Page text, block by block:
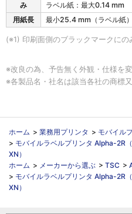
用
仕
様
み
ラベル紙：最大0.14 mm
用紙長
最小25.4 mm（ラベル紙）
(※1) 印刷面側のブラックマークにの
※改良の為、予告無く外観・仕様を
※各製品名・社名は該当各社の商標
ホーム > 業務用プリンタ > モバイル
> モバイルラベルプリンタ Alpha-2R
XN）
ホーム > メーカーから選ぶ > TSC >
> モバイルラベルプリンタ Alpha-2R
XN）